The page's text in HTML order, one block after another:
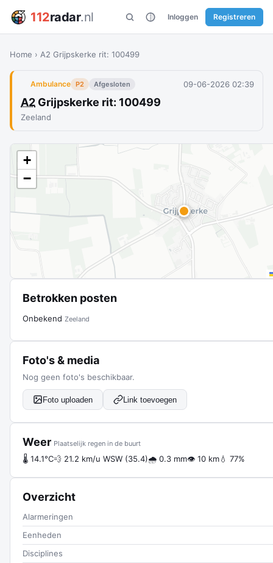
112radar.nl Inloggen Registreren
Home › A2 Grijpskerke rit: 100499
Ambulance P2 Afgesloten 09-06-2026 02:39
A2 Grijpskerke rit: 100499
Zeeland
+
−
Betrokken posten
Onbekend Zeeland
Foto's & media
Nog geen foto's beschikbaar.
Foto uploaden Link toevoegen
Weer Plaatselijk regen in de buurt
🌡 14.1°C💨 21.2 km/u WSW (35.4)🌧 0.3 mm👁 10 km💧 77%
Overzicht
Alarmeringen
Eenheden
Disciplines